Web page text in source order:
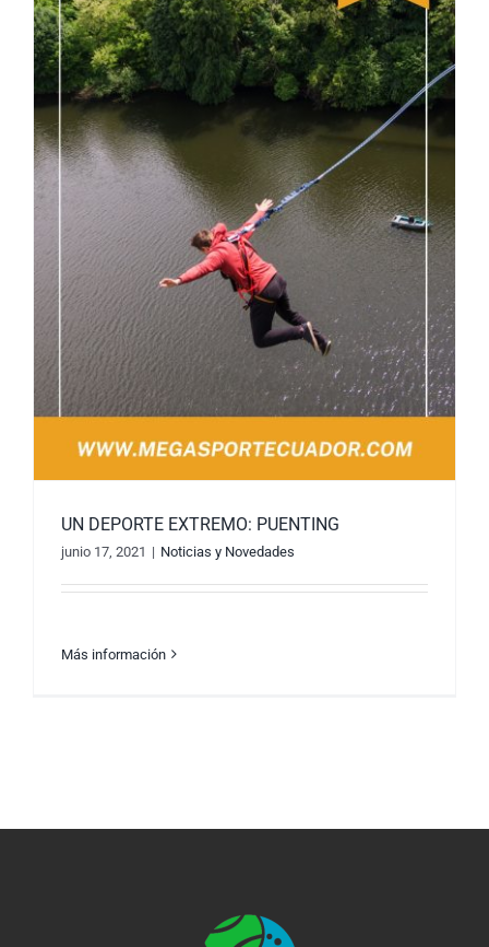
UN DEPORTE EXTREMO: PUENTING
junio 17, 2021 | Noticias y Novedades
Más información